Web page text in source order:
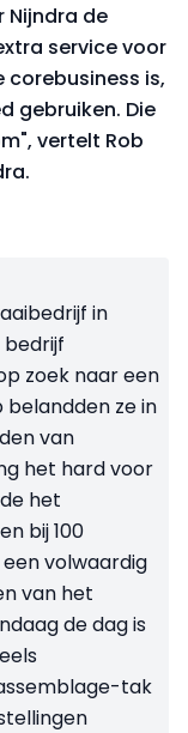
Nijndra de
service voor
corebusiness is,
gebruiken. Die
vertelt Rob
in
zoek naar een
belandden ze in
van
het hard voor
het
bij 100
volwaardig
van het
de dag is
tak